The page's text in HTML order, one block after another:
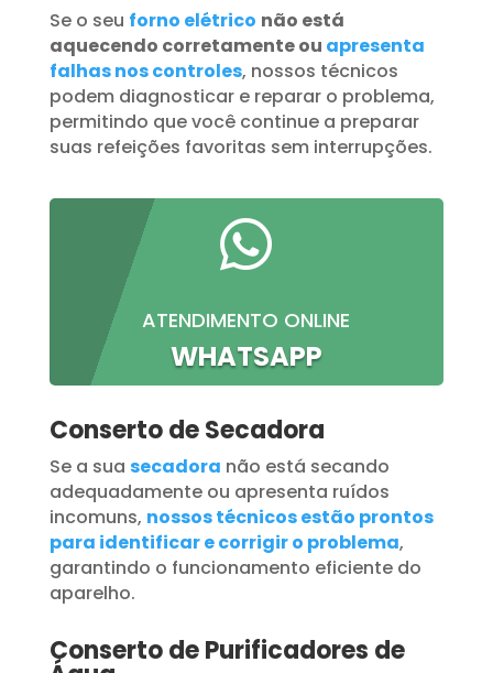
Se o seu forno elétrico não está
aquecendo corretamente ou apresenta
falhas nos controles, nossos técnicos
podem diagnosticar e reparar o problema,
permitindo que você continue a preparar
suas refeições favoritas sem interrupções.

ATENDIMENTO ONLINE
WHATSAPP
Conserto de Secadora
Se a sua secadora não está secando
adequadamente ou apresenta ruídos
incomuns, nossos técnicos estão prontos
para identificar e corrigir o problema,
garantindo o funcionamento eficiente do
aparelho.
Conserto de Purificadores de